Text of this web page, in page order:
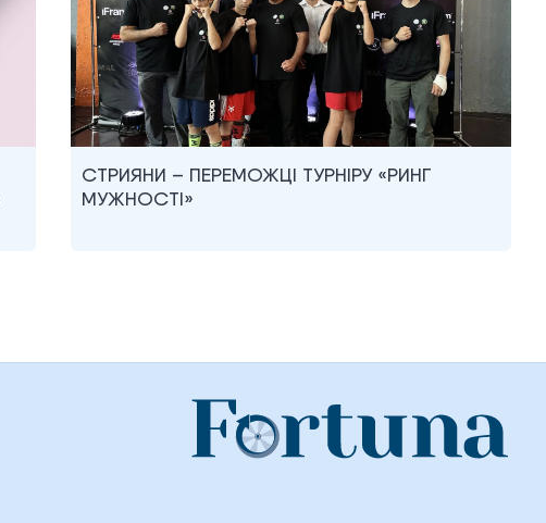
СТРИЯНИ – ПЕРЕМОЖЦІ ТУРНІРУ «РИНГ
МУЖНОСТІ»